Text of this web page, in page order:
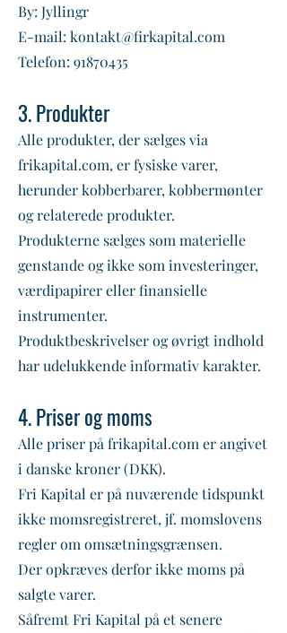
By: Jyllingr
E-mail: kontakt@firkapital.com
Telefon: 91870435
3. Produkter
Alle produkter, der sælges via
frikapital.com, er fysiske varer,
herunder kobberbarer, kobbermønter
og relaterede produkter.
Produkterne sælges som materielle
genstande og ikke som investeringer,
værdipapirer eller finansielle
instrumenter.
Produktbeskrivelser og øvrigt indhold
har udelukkende informativ karakter.
4. Priser og moms
Alle priser på frikapital.com er angivet
i danske kroner (DKK).
Fri Kapital er på nuværende tidspunkt
ikke momsregistreret, jf. momslovens
regler om omsætningsgrænsen.
Der opkræves derfor ikke moms på
salgte varer.
Såfremt Fri Kapital på et senere